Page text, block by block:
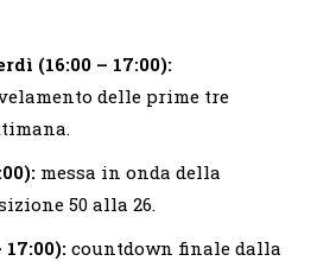
(16:00 – 17:00):
delle prime tre
messa in onda della
50 alla 26.
17:00): countdown finale dalla